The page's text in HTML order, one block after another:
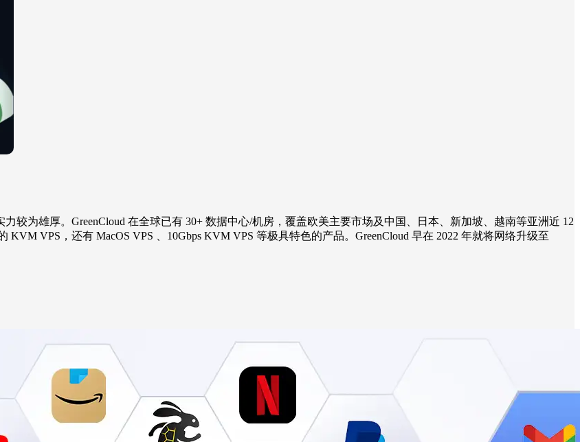
较为雄厚。GreenCloud 在全球已有 30+ 数据中心/机房，覆盖欧美主要市场及中国、日本、新加坡、越南等亚洲近 12
VPS，还有 MacOS VPS 、10Gbps KVM VPS 等极具特色的产品。GreenCloud 早在 2022 年就将网络升级至